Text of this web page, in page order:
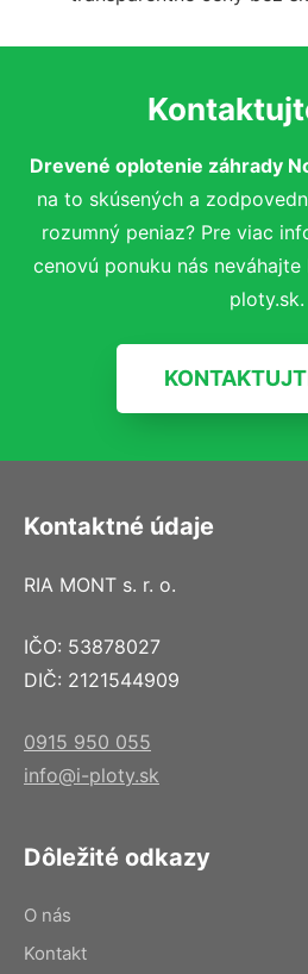
Drevené oplotenie záhrady
na to skúsených a
rozumný peniaz? Pre viac
cenovú ponuku nás
ploty.sk.
Kontaktné údaje
RIA MONT s. r. o.
IČO: 53878027
DIČ: 2121544909
0915 950 055
info@i-ploty.sk
Dôležité odkazy
O nás
Kontakt